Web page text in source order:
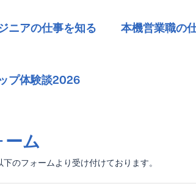
ニアの仕事を知る 本機営業職の
プ体験談2026
ーム
のフォームより受け付けております。